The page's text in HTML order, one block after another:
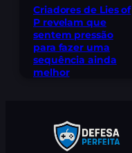
Criadores de Lies of
P revelam que
sentem pressão
para fazer uma
sequência ainda
melhor